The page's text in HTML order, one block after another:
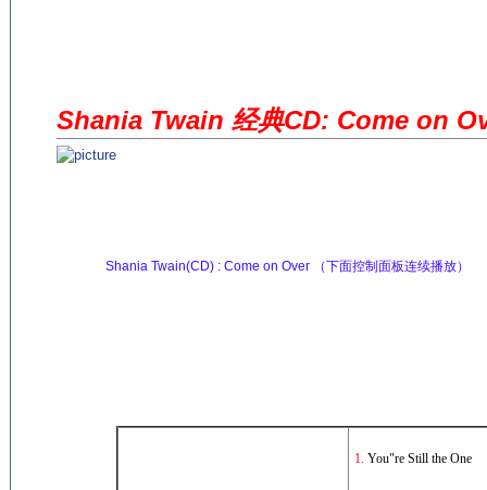
Shania Twain 经典CD: Come on
Shania Twain(CD) : Come on Over （下面控制面板连续播放）
1. You"re Still the One